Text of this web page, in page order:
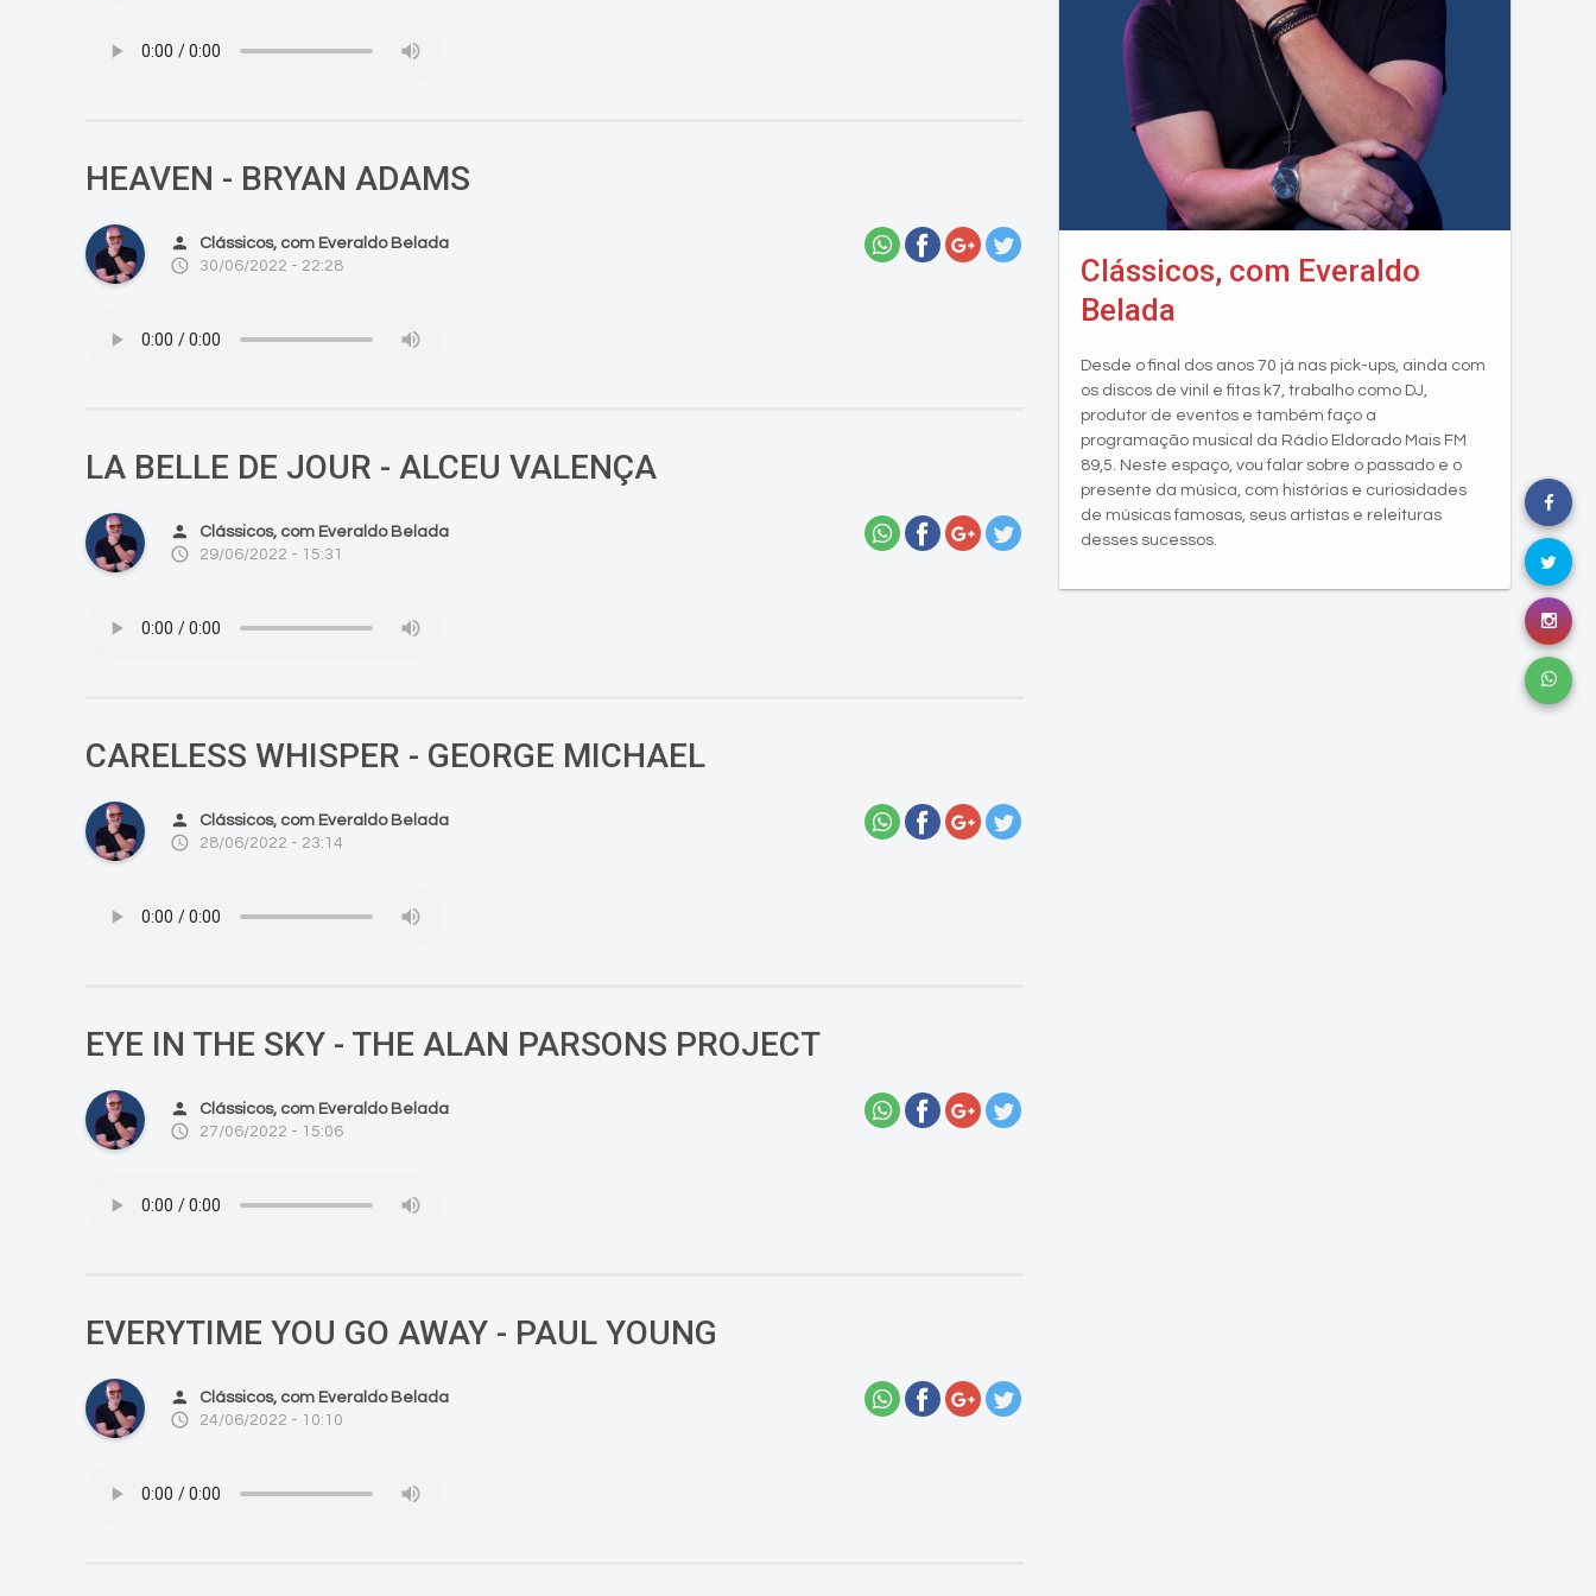
HEAVEN - BRYAN ADAMS
person Clássicos, com Everaldo Belada
access_time 30/06/2022 - 22:28
LA BELLE DE JOUR - ALCEU VALENÇA
person Clássicos, com Everaldo Belada
access_time 29/06/2022 - 15:31
CARELESS WHISPER - GEORGE MICHAEL
person Clássicos, com Everaldo Belada
access_time 28/06/2022 - 23:14
EYE IN THE SKY - THE ALAN PARSONS PROJECT
person Clássicos, com Everaldo Belada
access_time 27/06/2022 - 15:06
EVERYTIME YOU GO AWAY - PAUL YOUNG
person Clássicos, com Everaldo Belada
access_time 24/06/2022 - 10:10
Clássicos, com Everaldo
Belada
Desde o final dos anos 70 já nas pick-ups, ainda com
os discos de vinil e fitas k7, trabalho como DJ,
produtor de eventos e também faço a
programação musical da Rádio Eldorado Mais FM
89,5. Neste espaço, vou falar sobre o passado e o
presente da música, com histórias e curiosidades
de músicas famosas, seus artistas e releituras
desses sucessos.